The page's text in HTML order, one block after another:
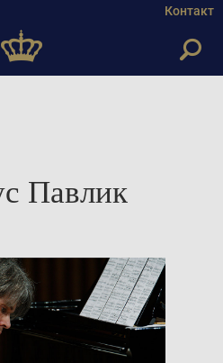
Контакт
Павлик